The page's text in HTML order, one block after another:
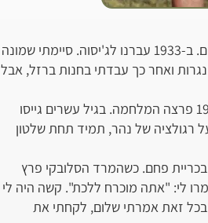
נולדתי ב-8 בספטמבר 1920 בוולונבצר שבסלובקיה, במשפחה יהודית גדולה של שמונה ילדים. ב-1933 עברנו לג'יסוה. סיימתי שמונה
ואחר כך עבדתי בחנות ברזל, אבל
עשיתי הכשרה של החלוץ בכמה מקומות. התנאים היו קשים, אבל זה היה חלק מהדרך. ב-1939 פרצה המלחמה. בגיל עשרים גייסו
רגולציה של נהר, תמיד תחת שלטון
1943 גם אני הגעתי לשם ועבדתי בכריית פחם. כשהמרד הסלובקי פרץ
אמרו לי: "אתה מוכרח ללכת". קשה היה לי
בכל זאת אמרתי שלום, לקחתי את